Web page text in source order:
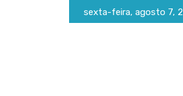
sexta-feira, agosto 7,